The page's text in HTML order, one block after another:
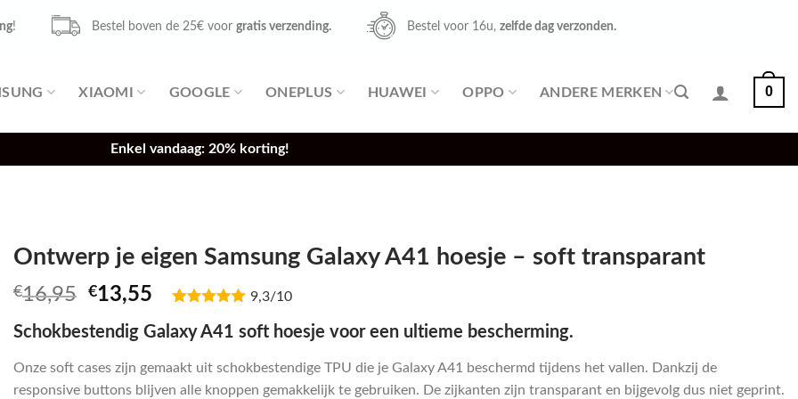
! Bestel boven de 25€ voor gratis verzending. Bestel voor 16u, zelfde dag verzonden.
XIAOMI GOOGLE ONEPLUS HUAWEI OPPO ANDERE MERKEN 0
Enkel vandaag: 20% korting!
Ontwerp je eigen Samsung Galaxy A41 hoesje – soft transparant
€16,95 Oorspronkelijke
was:
€16,95.
€13,55 Huidige
is:
€13,55.
9,3/10
Schokbestendig Galaxy A41 soft hoesje voor een ultieme bescherming.
Onze soft cases zijn gemaakt uit schokbestendige TPU die je Galaxy A41 beschermd tijdens het vallen. Dankzij de
responsive buttons blijven alle knoppen gemakkelijk te gebruiken. De zijkanten zijn transparant en bijgevolg dus niet geprint.